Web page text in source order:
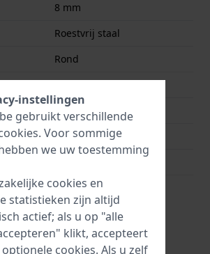
8 mm
Roestvrij staal
Rond
Roestvrij staal
Klikkast
Trek kroon
instellingen
gebruikt verschillende
. Voor sommige
we uw toestemming
cookies en
statistieken zijn altijd
actief; als u op "alle
klikt, accepteert
cookies. Als u zelf